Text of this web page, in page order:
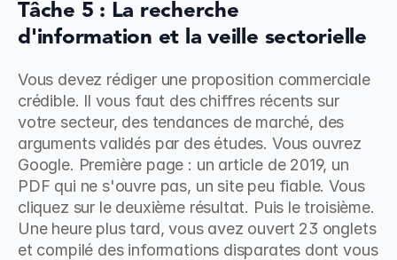
Tâche 5 : La recherche
d'information et la veille sectorielle
Vous devez rédiger une proposition commerciale
crédible. Il vous faut des chiffres récents sur
votre secteur, des tendances de marché, des
arguments validés par des études. Vous ouvrez
Google. Première page : un article de 2019, un
PDF qui ne s'ouvre pas, un site peu fiable. Vous
cliquez sur le deuxième résultat. Puis le troisième.
Une heure plus tard, vous avez ouvert 23 onglets
et compilé des informations disparates dont vous